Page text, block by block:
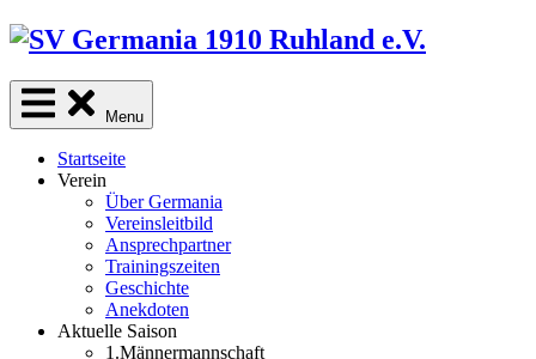
Skip
content
Menu
Startseite
Verein
Über Germania
Vereinsleitbild
Ansprechpartner
Trainingszeiten
Geschichte
Anekdoten
Aktuelle Saison
1.Männermannschaft